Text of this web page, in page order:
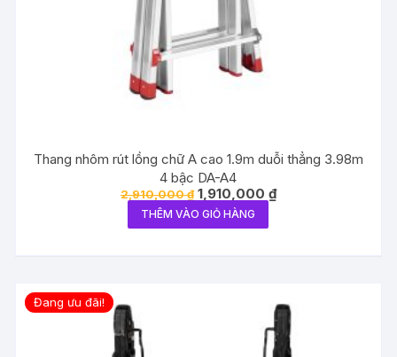
Thang nhôm rút lồng chữ A cao 1.9m duỗi thẳng 3.98m
4 bậc DA-A4
2,910,000₫ Giá
gốc
là:
2,910,000 ₫.
1,910,000 ₫Giá
hiện
THÊM VÀO GIỎ HÀNG
Đang ưu đãi!